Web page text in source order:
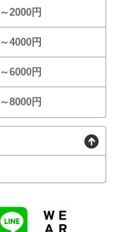
2000円
4000円
6000円
8000円